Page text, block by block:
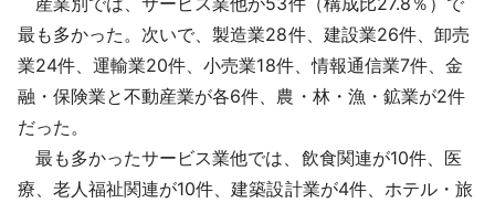
最も多かった。次いで、製造業28件、建設業26件、卸売
業24件、運輸業20件、小売業18件、情報通信業7件、金
融・保険業と不動産業が各6件、農・林・漁・鉱業が2件
だった。
最も多かったサービス業他では、飲食関連が10件、医
療、老人福祉関連が10件、建築設計業が4件、ホテル・旅